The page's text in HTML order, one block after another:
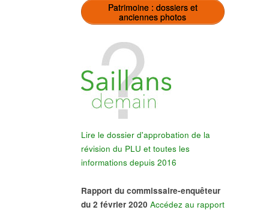
Patrimoine : dossiers et
anciennes photos
Lire le dossier d'approbation de la
révision du PLU et toutes les
informations depuis 2016
Rapport du commissaire-enquêteur
du 2 février 2020 Accédez au rapport